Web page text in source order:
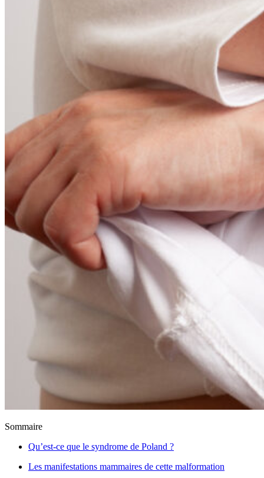
Sommaire
Qu’est-ce que le syndrome de Poland ?
Les manifestations mammaires de cette malformation